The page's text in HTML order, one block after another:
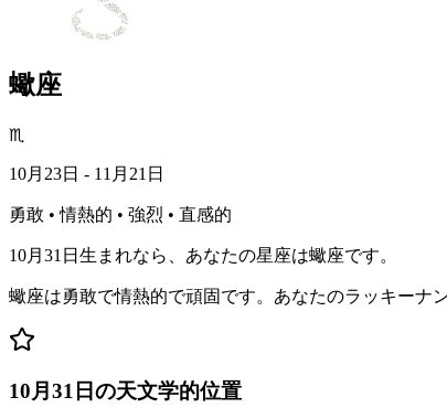
蠍座
♏
10月23日 - 11月21日
勇敢 • 情熱的 • 強烈 • 直感的
10月31日生まれなら、あなたの星座は蠍座です。
蠍座は勇敢で情熱的で頑固です。あなたのラッキーナ
10月31日の天文学的位置